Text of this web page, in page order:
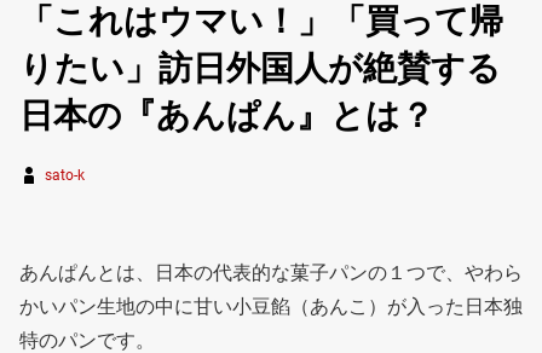
「これはウマい！」「買って帰
りたい」訪日外国人が絶賛する
日本の『あんぱん』とは？
sato-k
あんぱんとは、日本の代表的な菓子パンの１つで、やわら
かいパン生地の中に甘い小豆餡（あんこ）が入った日本独
特のパンです。